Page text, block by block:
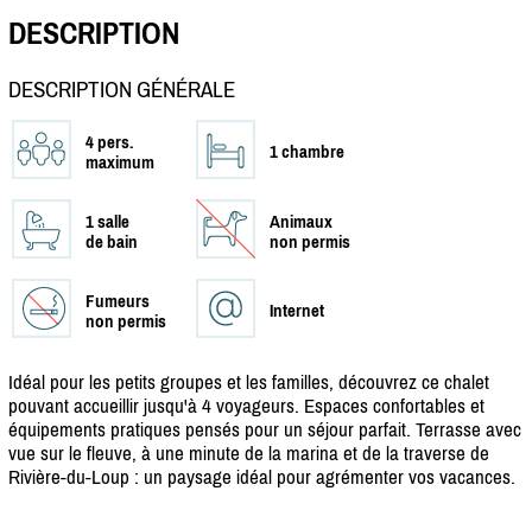
DESCRIPTION
DESCRIPTION GÉNÉRALE
4 pers.
maximum
1 chambre
1 salle
de bain
Animaux
non permis
Fumeurs
non permis
Internet
Idéal pour les petits groupes et les familles, découvrez ce chalet
pouvant accueillir jusqu'à 4 voyageurs. Espaces confortables et
équipements pratiques pensés pour un séjour parfait. Terrasse avec
vue sur le fleuve, à une minute de la marina et de la traverse de
Rivière-du-Loup : un paysage idéal pour agrémenter vos vacances.